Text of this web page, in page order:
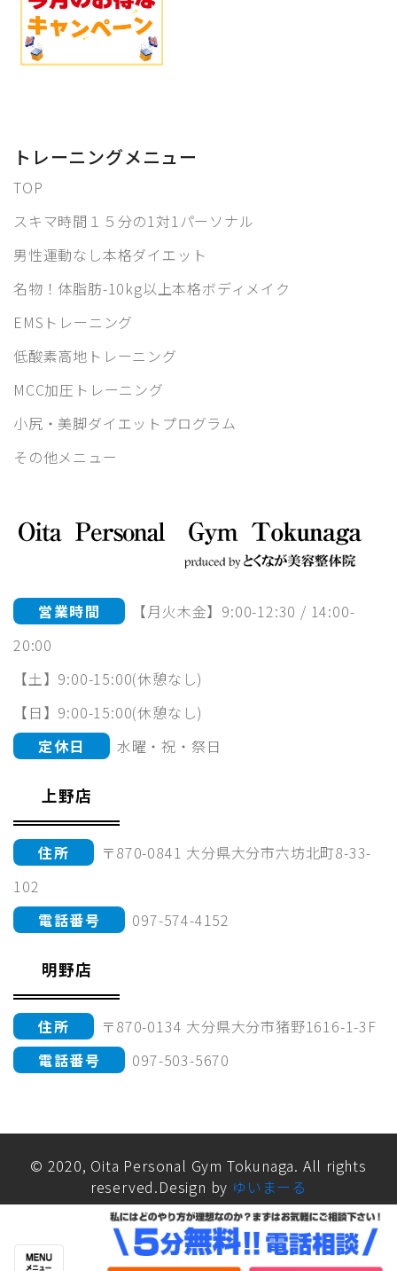
トレーニングメニュー
TOP
スキマ時間１５分の1対1パーソナル
男性運動なし本格ダイエット
名物！体脂肪-10kg以上本格ボディメイク
EMSトレーニング
低酸素高地トレーニング
MCC加圧トレーニング
小尻・美脚ダイエットプログラム
その他メニュー
営業時間
【月火木金】9:00-12:30 / 14:00-
20:00
【土】9:00-15:00(休憩なし)
【日】9:00-15:00(休憩なし)
定休日
水曜・祝・祭日
上野店
住所
〒870-0841 大分県大分市六坊北町8-33-
102
電話番号
097-574-4152
明野店
住所
〒870-0134 大分県大分市猪野1616-1-3F
電話番号
097-503-5670
© 2020, Oita Personal Gym Tokunaga. All rights
reserved.Design by ゆいまーる